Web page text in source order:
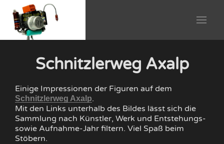
Schnitzlerweg Axalp
Einige Impressionen der Figuren auf dem
Schnitzlerweg Axalp.
Mit den Links unterhalb des Bildes lässt sich die
Sammlung nach Künstler, Werk und Entstehungs-
sowie Aufnahme-Jahr filtern. Viel Spaß beim
Stöbern.